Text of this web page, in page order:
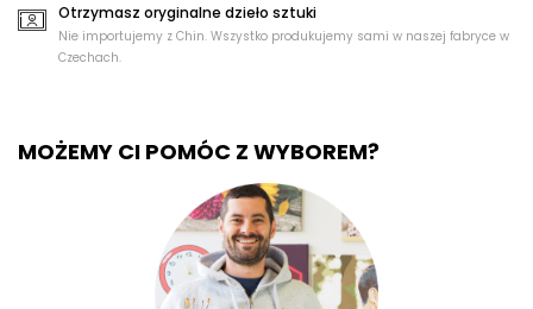
Otrzymasz oryginalne dzieło sztuki
Nie importujemy z Chin. Wszystko produkujemy sami w naszej fabryce w
Czechach.
MOŻEMY CI POMÓC Z WYBOREM?